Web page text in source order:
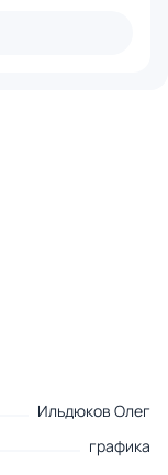
Ильдюков Олег
графика